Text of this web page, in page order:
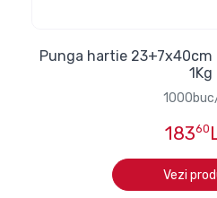
Punga hartie 23+7x40cm
1Kg
18360
Vezi